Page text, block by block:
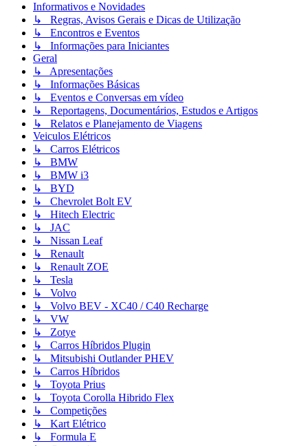
Informativos e Novidades
↳ Regras, Avisos Gerais e Dicas de Utilização
↳ Encontros e Eventos
↳ Informações para Iniciantes
Geral
↳ Apresentações
↳ Informações Básicas
↳ Eventos e Conversas em vídeo
↳ Reportagens, Documentários, Estudos e Artigos
↳ Relatos e Planejamento de Viagens
Veiculos Elétricos
↳ Carros Elétricos
↳ BMW
↳ BMW i3
↳ BYD
↳ Chevrolet Bolt EV
↳ Hitech Electric
↳ JAC
↳ Nissan Leaf
↳ Renault
↳ Renault ZOE
↳ Tesla
↳ Volvo
↳ Volvo BEV - XC40 / C40 Recharge
↳ VW
↳ Zotye
↳ Carros Híbridos Plugin
↳ Mitsubishi Outlander PHEV
↳ Carros Híbridos
↳ Toyota Prius
↳ Toyota Corolla Hibrido Flex
↳ Competições
↳ Kart Elétrico
↳ Formula E